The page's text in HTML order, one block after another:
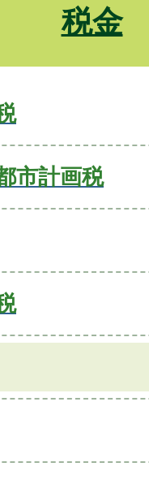
税金
市計画税